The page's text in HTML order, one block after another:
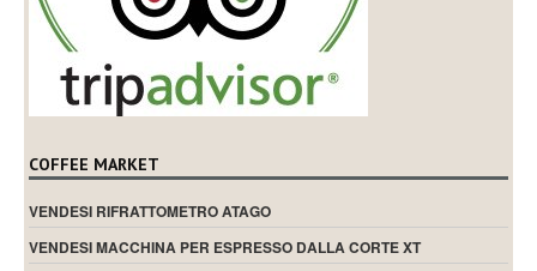
COFFEE MARKET
VENDESI RIFRATTOMETRO ATAGO
VENDESI MACCHINA PER ESPRESSO DALLA CORTE XT